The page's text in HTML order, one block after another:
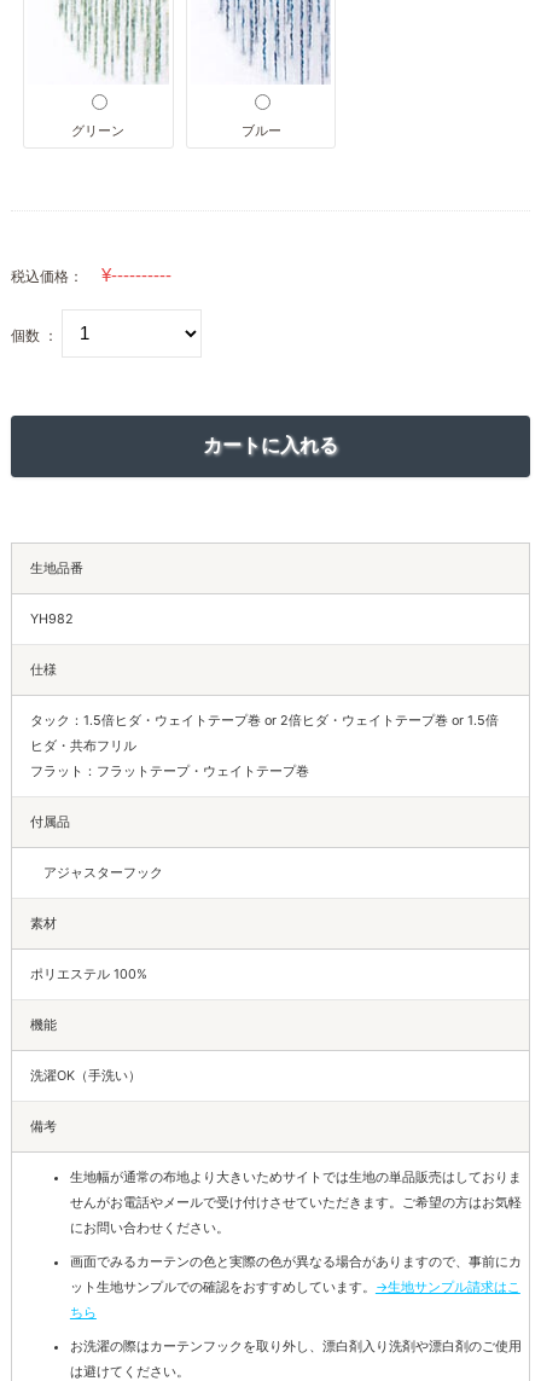
グリーン ブルー
税込価格：
個数 ：
生地品番
YH982
仕様
タック：1.5倍ヒダ・ウェイトテープ巻 or 2倍ヒダ・ウェイトテープ巻 or 1.5倍
ヒダ・共布フリル
フラット：フラットテープ・ウェイトテープ巻
付属品
アジャスターフック
素材
ポリエステル 100%
機能
洗濯OK（手洗い）
備考
生地幅が通常の布地より大きいためサイトでは生地の単品販売はしておりま
せんがお電話やメールで受け付けさせていただきます。ご希望の方はお気軽
にお問い合わせください。
画面でみるカーテンの色と実際の色が異なる場合がありますので、事前にカ
ット生地サンプルでの確認をおすすめしています。 →生地サンプル請求はこ
ちら
お洗濯の際はカーテンフックを取り外し、漂白剤入り洗剤や漂白剤のご使用
は避けてください。